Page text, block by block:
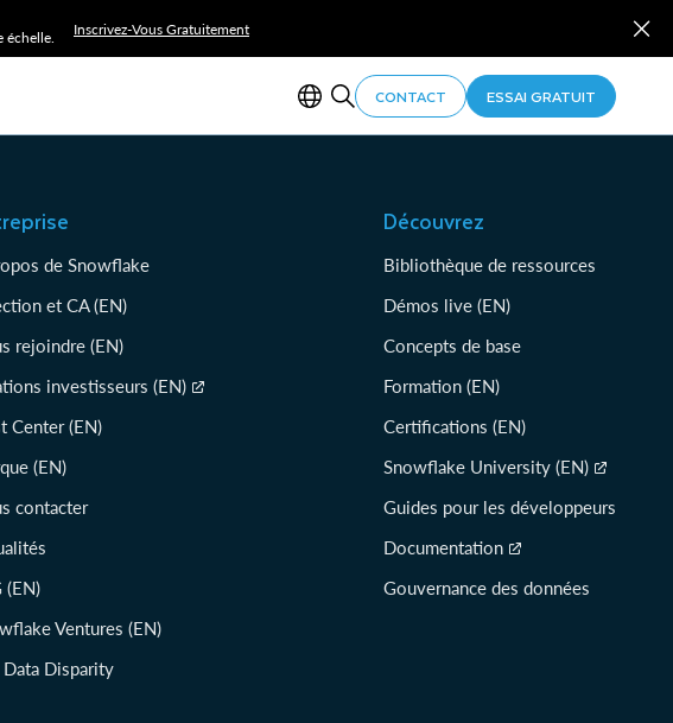
échelle.
Inscrivez-Vous Gratuitement
CONTACT ESSAI GRATUIT
de Snowflake
et CA (EN)
rejoindre (EN)
investisseurs (EN)
Center (EN)
(EN)
contacter
(EN)
Ventures (EN)
Data Disparity
Découvrez
Bibliothèque de ressources
Démos live (EN)
Concepts de base
Formation (EN)
Certifications (EN)
Snowflake University (EN)
Guides pour les développeurs
Documentation
Gouvernance des données